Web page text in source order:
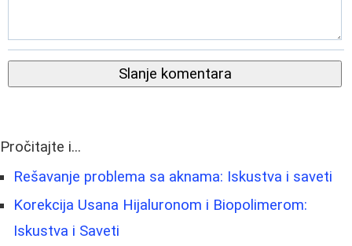
Slanje komentara
Pročitajte i...
Rešavanje problema sa aknama: Iskustva i saveti
Korekcija Usana Hijaluronom i Biopolimerom:
Iskustva i Saveti